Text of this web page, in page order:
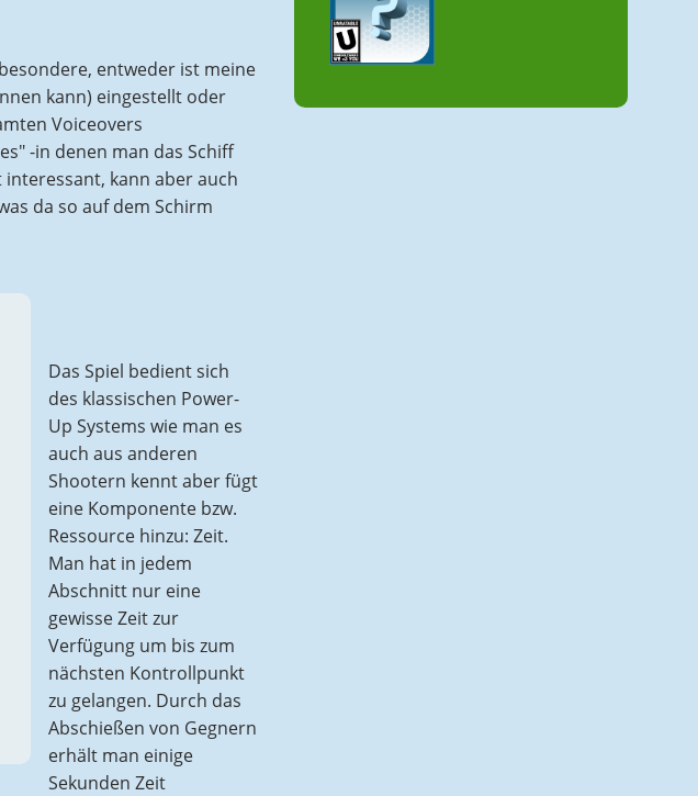
entweder ist meine
kann) eingestellt oder
Voiceovers
-in denen man das Schiff
kann aber auch
da so auf dem Schirm
Das Spiel bedient sich
des klassischen Power-
Up Systems wie man es
auch aus anderen
Shootern kennt aber fügt
eine Komponente bzw.
Ressource hinzu: Zeit.
Man hat in jedem
Abschnitt nur eine
gewisse Zeit zur
Verfügung um bis zum
nächsten Kontrollpunkt
zu gelangen. Durch das
Abschießen von Gegnern
erhält man einige
Sekunden Zeit